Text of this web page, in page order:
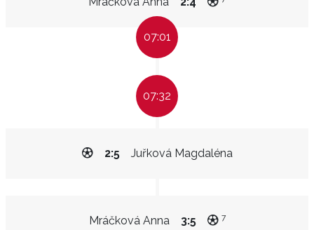
07:01
07:32
Juřková Magdaléna
2:5
Mráčková Anna 3:5 7